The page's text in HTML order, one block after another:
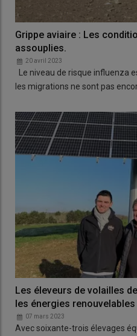
Grippe aviaire : Les
assouplies.
20 avril 2023
Le niveau de risque influenza
les migrations ne sont pas
Les éleveurs de volailles
les énergies renouvelables
07 mars 2023
Avec soixante-trois élevages